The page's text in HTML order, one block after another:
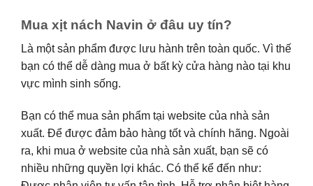
Mua xịt nách Navin ở đâu uy tín?
Là một sản phẩm được lưu hành trên toàn quốc. Vì thế
bạn có thể dễ dàng mua ở bất kỳ cửa hàng nào tại khu
vực mình sinh sống.
Bạn có thể mua sản phẩm tại website của nhà sản
xuất. Để được đảm bảo hàng tốt và chính hãng. Ngoài
ra, khi mua ở website của nhà sản xuất, bạn sẽ có
nhiều những quyền lợi khác. Có thể kể đến như: